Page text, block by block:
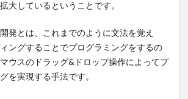
大しているということです。
発とは、これまでのように文法を覚え
ングすることでプログラミングをするの
ウスのドラッグ&ドロップ操作によってプ
を実現する手法です。